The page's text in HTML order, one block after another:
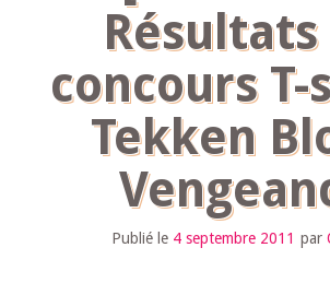
Résultats
concours
Tekken
Publié le 4 septembre 2011 par